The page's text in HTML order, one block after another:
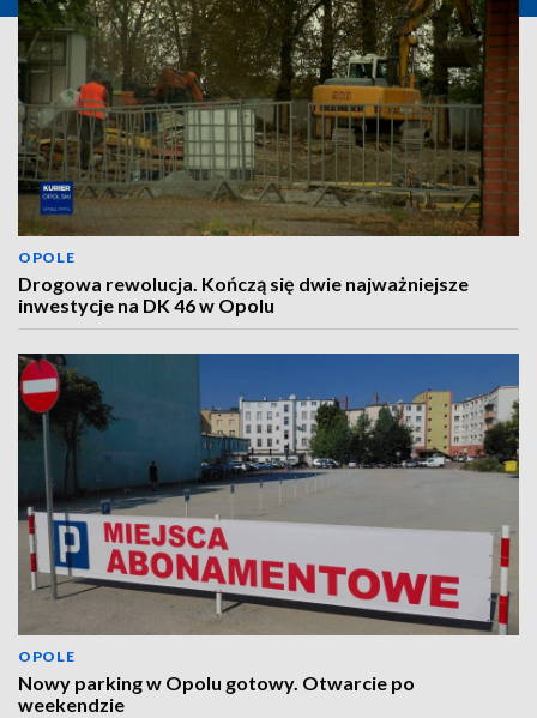
OPOLE
Drogowa rewolucja. Kończą się dwie najważniejsze
inwestycje na DK 46 w Opolu
OPOLE
Nowy parking w Opolu gotowy. Otwarcie po
weekendzie